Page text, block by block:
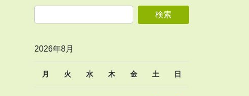
2026年8月
月 火 水 木 金 土 日